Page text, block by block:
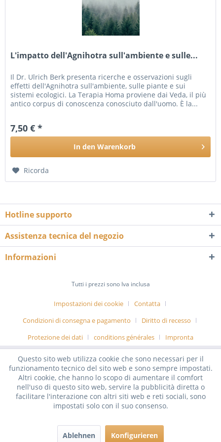
L'impatto dell'Agnihotra sull'ambiente e sulle...
Il Dr. Ulrich Berk presenta ricerche e osservazioni sugli
effetti dell'Agnihotra sull'ambiente, sulle piante e sui
sistemi ecologici. La Terapia Homa proviene dai Veda, il più
antico corpus di conoscenza conosciuto dall'uomo. È la...
7,50 € *
In den Warenkorb
Ricorda
Hotline supporto
Assistenza tecnica del negozio
Informazioni
Tutti i prezzi sono Iva inclusa
Impostazioni dei cookie
Contatta
Condizioni di consegna e pagamento
Diritto di recesso
Protezione dei dati
conditions générales Impronta
Questo sito web utilizza cookie che sono necessari per il
funzionamento tecnico del sito web e sono sempre impostati.
Altri cookie, che hanno lo scopo di aumentare il comfort
nell'uso di questo sito web, servire la pubblicità diretta o
facilitare l'interazione con altri siti web e reti sociali, sono
impostati solo con il suo consenso.
Ablehnen Konfigurieren